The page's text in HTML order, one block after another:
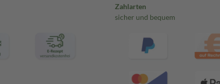
Zahlarten
sicher und bequem